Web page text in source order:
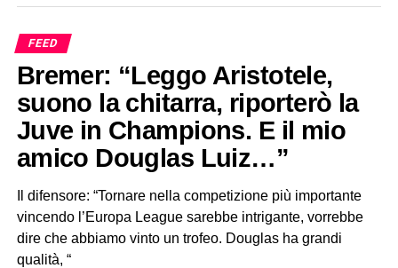
FEED
Bremer: “Leggo Aristotele,
suono la chitarra, riporterò la
Juve in Champions. E il mio
amico Douglas Luiz…”
Il difensore: “Tornare nella competizione più importante
vincendo l’Europa League sarebbe intrigante, vorrebbe
dire che abbiamo vinto un trofeo. Douglas ha grandi
qualità, “